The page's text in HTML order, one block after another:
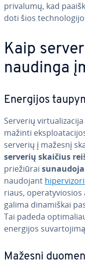
privalumų, kad
do­ti šios
Kaip
naudinga
Energijos
Serverių
mažinti
serverių į mažesnį
serverių skaičius
prie­žiū­rai
naudojant
riaus,
galima di­na­miš­kai
Tai padeda
energijos
Mažesni